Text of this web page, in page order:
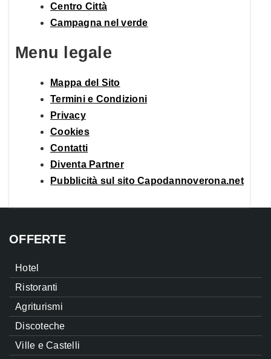
Centro Città
Campagna nel verde
Menu legale
Mappa del Sito
Termini e Condizioni
Privacy
Cookies
Contatti
Diventa Partner
Pubblicità sul sito Capodannoverona.net
OFFERTE
Hotel
Ristoranti
Agriturismi
Discoteche
Ville e Castelli